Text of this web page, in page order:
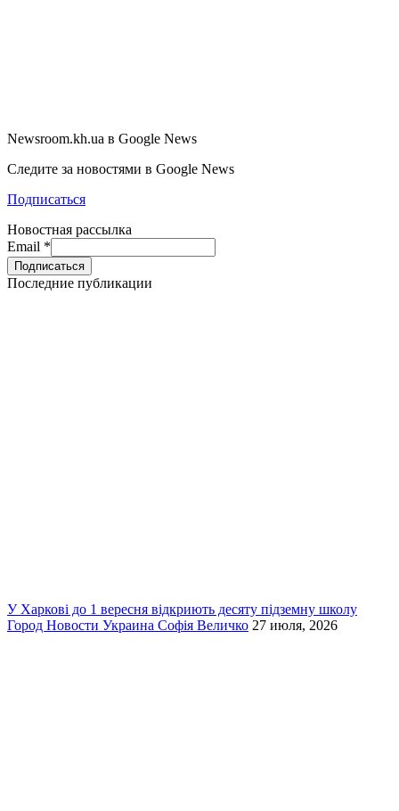
Newsroom.kh.ua в Google News
Следите за новостями в Google News
Подписаться
Новостная рассылка
Email *
Последние публикации
У Харкові до 1 вересня відкриють десяту підземну школу
Город Новости Украина Софія Величко 27 июля, 2026